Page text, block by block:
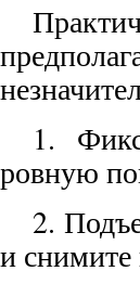
1.
ровную
2.
и снимите